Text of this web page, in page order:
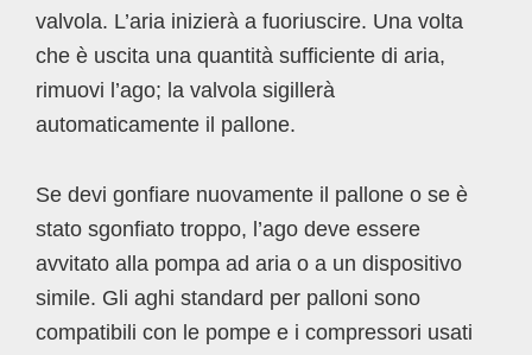
valvola. L’aria inizierà a fuoriuscire. Una volta
che è uscita una quantità sufficiente di aria,
rimuovi l’ago; la valvola sigillerà
automaticamente il pallone.
Se devi gonfiare nuovamente il pallone o se è
stato sgonfiato troppo, l’ago deve essere
avvitato alla pompa ad aria o a un dispositivo
simile. Gli aghi standard per palloni sono
compatibili con le pompe e i compressori usati